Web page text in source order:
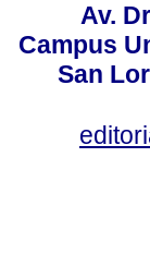
Av.
Campus
San